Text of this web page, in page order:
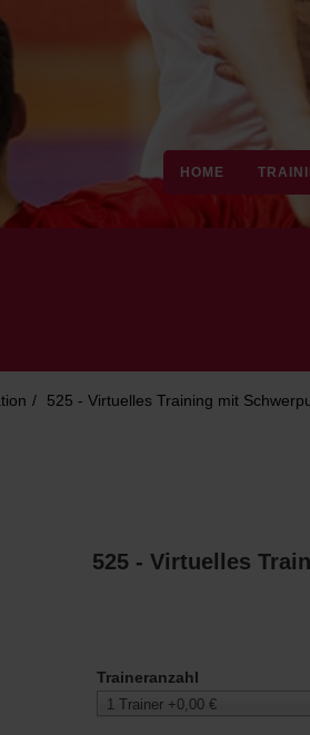
HOME
525 - Virtuelles Training mit
525 - Virtuelles
Traineranzahl
1 Trainer +0,00 €